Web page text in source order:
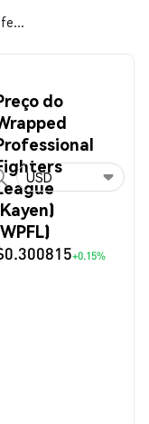
WPFL (Wrapped Professional Fighters League (Kayen))
do
+0.15%
USD